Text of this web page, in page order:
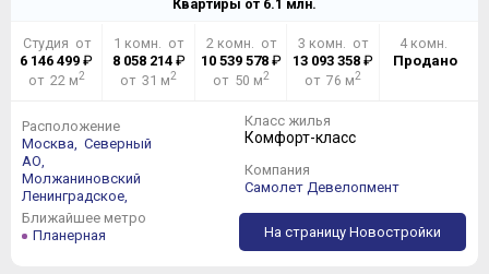
Квартиры от 6.1 млн.
Студия от
6 146 499 ₽
от 22 м2
1 комн. от
8 058 214₽
от 31 м2
2 комн. от
10 539 578₽
от 50 м2
3 комн. от
13 093 358 ₽
от 76 м2
4 комн.
Продано
Расположение
Москва, Северный
АО,
Молжаниновский
Ленинградское,
Ближайшее метро
Планерная
Класс жилья
Комфорт-класс
Компания
Самолет Девелопмент
На страницу Новостройки